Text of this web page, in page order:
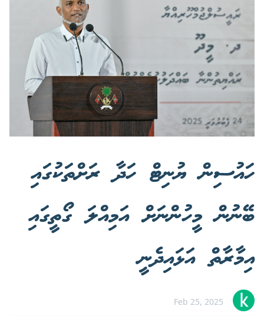
ހައުސިން ޔުނިޓް ހަދާ ރަށްތަކުގައި
ބޭނުން މީހުންނަށް އަމިއްލަ ގޯތީގައި
އިމާރާތް އަޅައިދެނީ
Feb 25, 2025